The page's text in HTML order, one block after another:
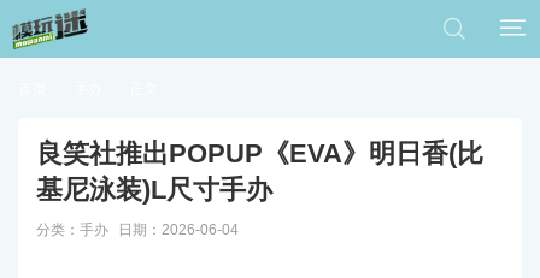


良笑社推出POPUP《EVA》明日香(比
基尼泳装)L尺寸手办
分类： 手办 日期：2026-06-04